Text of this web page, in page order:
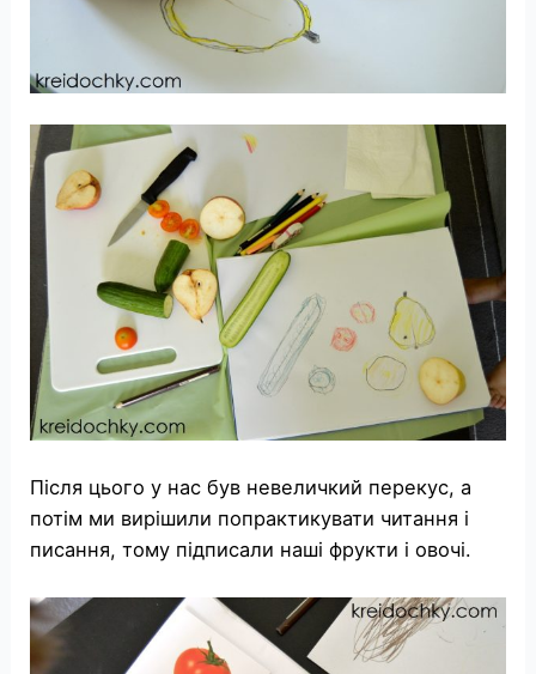
Після цього у нас був невеличкий перекус, а
потім ми вирішили попрактикувати читання і
писання, тому підписали наші фрукти і овочі.